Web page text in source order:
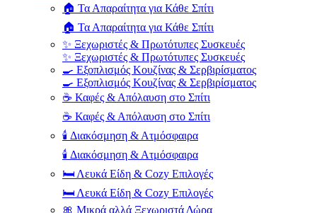
🏠 Τα Απαραίτητα για Κάθε Σπίτι
🏠 Τα Απαραίτητα για Κάθε Σπίτι
✨ Ξεχωριστές & Πρωτότυπες Συσκευές
✨ Ξεχωριστές & Πρωτότυπες Συσκευές
🍳 Εξοπλισμός Κουζίνας & Σερβιρίσματος
🍳 Εξοπλισμός Κουζίνας & Σερβιρίσματος
☕ Καφές & Απόλαυση στο Σπίτι
☕ Καφές & Απόλαυση στο Σπίτι
🕯️ Διακόσμηση & Ατμόσφαιρα
🕯️ Διακόσμηση & Ατμόσφαιρα
🛏️ Λευκά Είδη & Cozy Επιλογές
🛏️ Λευκά Είδη & Cozy Επιλογές
🎀 Μικρά αλλά Ξεχωριστά Δώρα